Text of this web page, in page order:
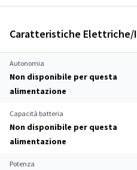
Caratteristiche Elettriche/
Autonomia
Non disponibile per questa
alimentazione
Capacità batteria
Non disponibile per questa
alimentazione
Potenza